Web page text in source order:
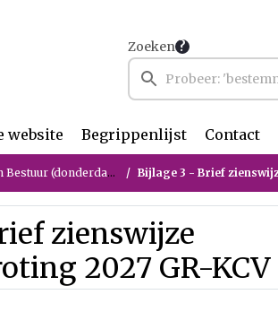
Zoeken
website Begrippenlijst Contact
11 juni 2026) Bijlage 3 - Brief
zienswijze
2027 GR-KCV